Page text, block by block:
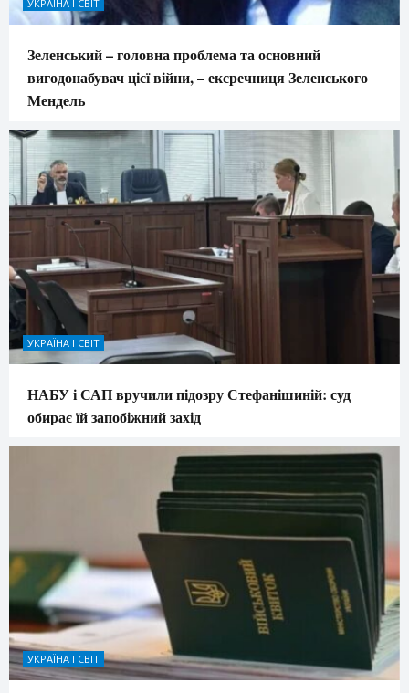
УКРАЇНА І СВІТ
Зеленський – головна проблема та основний
вигодонабувач цієї війни, – ексречниця Зеленського
Мендель
УКРАЇНА І СВІТ
НАБУ і САП вручили підозру Стефанішиній: суд
обирає їй запобіжний захід
УКРАЇНА І СВІТ